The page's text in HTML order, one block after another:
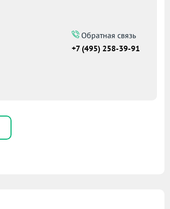
Обратная связь
+7 (495) 258-39-91